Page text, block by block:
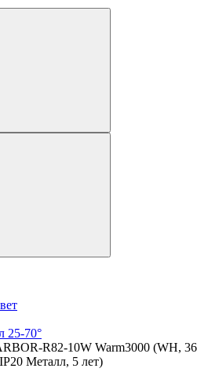
25-70°
R82-10W Warm3000 (WH, 36
Металл, 5 лет)